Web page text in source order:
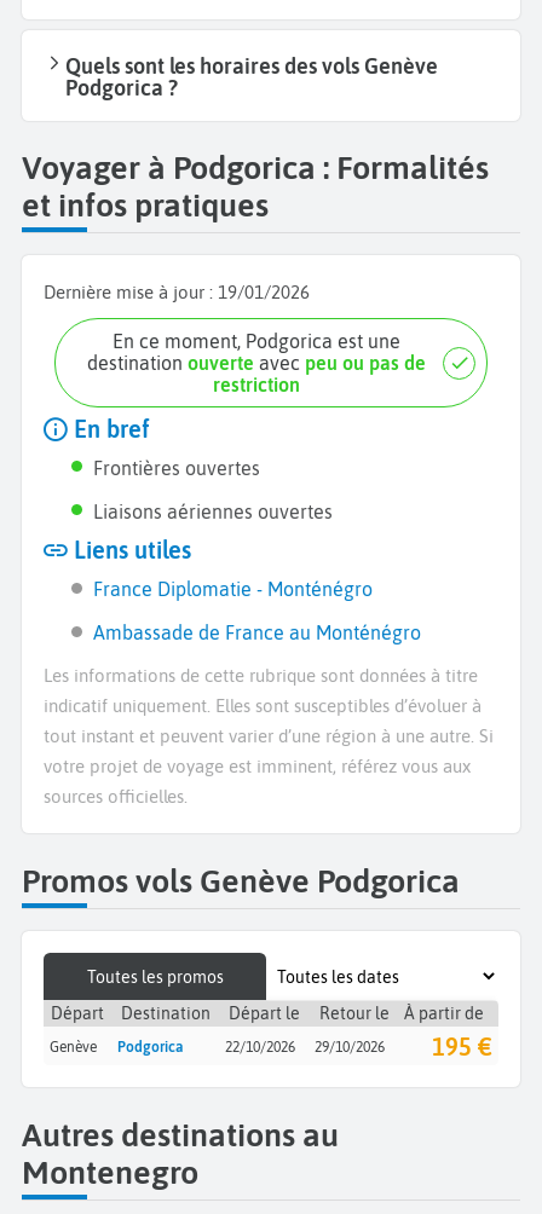
Quels sont les horaires des vols Genève
Podgorica ?
Voyager à Podgorica : Formalités
et infos pratiques
Dernière mise à jour : 19/01/2026
En ce moment, Podgorica est une
destinationouverte avec peu ou pas de
restriction
En bref
Frontières ouvertes
Liaisons aériennes ouvertes
Liens utiles
France Diplomatie - Monténégro
Ambassade de France au Monténégro
Les informations de cette rubrique sont données à titre
indicatif uniquement. Elles sont susceptibles d’évoluer à
tout instant et peuvent varier d’une région à une autre. Si
votre projet de voyage est imminent, référez vous aux
sources officielles.
Promos vols Genève Podgorica
Toutes les promos
Départ
Destination Départ le Retour le À partir de
Genève Podgorica 22/10/2026 29/10/2026 195 €
Autres destinations au
Montenegro